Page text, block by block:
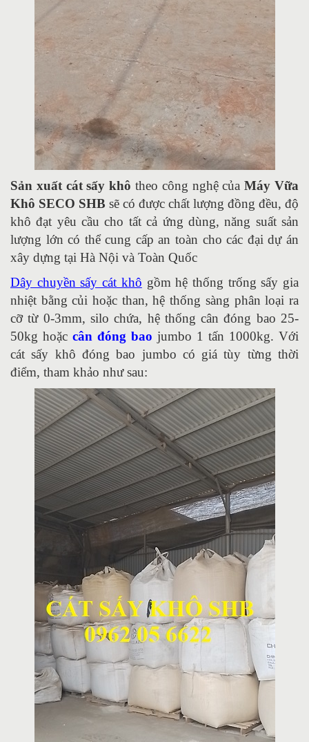
Sản xuất cát sấy khô theo công nghệ củaMáy Vữa
Khô SECO SHB sẽ có được chất lượng đồng đều, độ
khô đạt yêu cầu cho tất cả ứng dùng, năng suất sản
lượng lớn có thể cung cấp an toàn cho các đại dự án
xây dựng tại Hà Nội và Toàn Quốc
Dây chuyền sấy cát khô gồm hệ thống trống sấy gia
nhiệt bằng củi hoặc than, hệ thống sàng phân loại ra
cỡ từ 0-3mm, silo chứa, hệ thống cân đóng bao 25-
50kg hoặc cân đóng bao jumbo 1 tấn 1000kg. Với
cát sấy khô đóng bao jumbo có giá tùy từng thời
điểm, tham khảo như sau: